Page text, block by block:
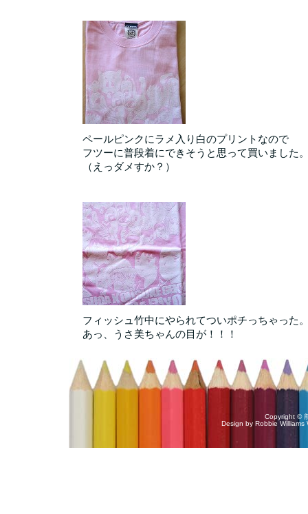
ペールピンクにラメ入り白のプリントなので
フツーに普段着にできそうと思って買いました
（えっダメすか？）
フィッシュ竹中にやられてついポチっちゃった
あっ、うさ美ちゃんの目が！！！
Copyright ©
Design by Robbie Williams